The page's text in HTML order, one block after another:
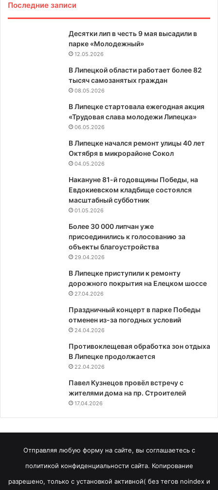
Последние записи
Десятки лип в честь 9 мая высадили в
парке «Молодежный»
12.05.2026
В Липецкой области работает более 82
тысяч самозанятых граждан
08.05.2026
В Липецке стартовала ежегодная акция
«Трудовая слава молодежи Липецка»
06.05.2026
В Липецке начался ремонт улицы 40 лет
Октября в микрорайоне Сокол
04.05.2026
Накануне 81-й годовщины Победы, на
Евдокиевском кладбище состоялся
масштабный субботник
01.05.2026
Более 30 000 липчан уже
присоединились к голосованию за
объекты благоустройства
29.04.2026
В Липецке приступили к ремонту
дорожного покрытия на Елецком шоссе
27.04.2026
Праздничный концерт в парке Победы
отменен из-за погодных условий
24.04.2026
Противоклещевая обработка зон отдыха
В Липецке продолжается
22.04.2026
Павел Кузнецов провёл встречу с
жителями дома на пр. Строителей
17.04.2026
Отправляя любую форму на сайте, вы соглашаетесь с
политикой конфиденциальности сайта. Копирование
разрешено, только с установкой активной( без тегов noindex и